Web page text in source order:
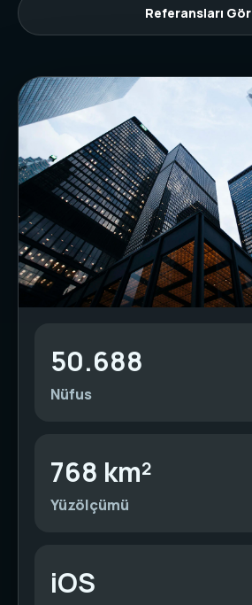
Referansları Gör
50.688
Nüfus
768 km²
Yüzölçümü
iOS